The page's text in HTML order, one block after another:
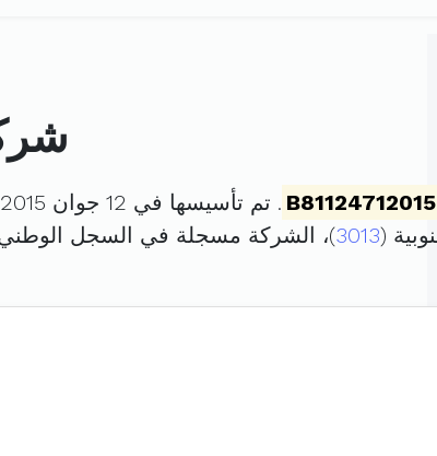
B81124712015 . تم تأسيسها في 12 جوان 2015 برأس مال قدره
3013)، الشركة مسجلة في السجل